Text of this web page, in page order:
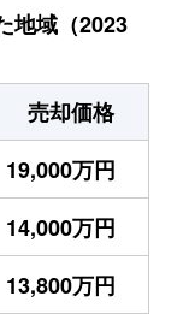
地域（2023
売却価格
19,000万円
14,000万円
13,800万円